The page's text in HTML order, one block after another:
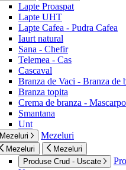
Lapte Proaspat
Lapte UHT
Lapte Cafea - Pudra Cafea
Iaurt natural
Sana - Chefir
Telemea - Cas
Cascaval
Branza de Vaci - Branza de
Branza topita
Crema de branza -
Smantana
Unt
Mezeluri Mezeluri
Mezeluri
Mezeluri
Produse Crud - Uscate